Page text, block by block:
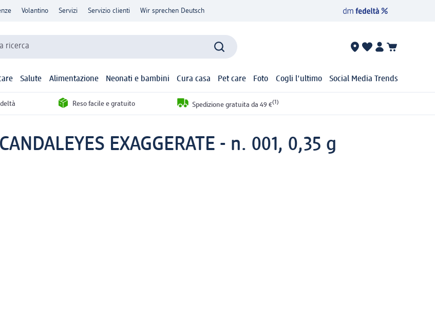
Volantino Servizi Servizio clienti Wir sprechen Deutsch
ricerca
Salute Alimentazione Neonati e bambini Cura casa Pet care Foto Cogli l'ultimo Social Media Trends
Reso facile e gratuito Spedizione gratuita da 49 €(1)
EXAGGERATE - n. 001, 0,35 g